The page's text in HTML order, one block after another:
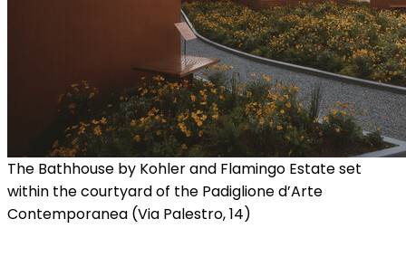
The Bathhouse by Kohler and Flamingo Estate set
within the courtyard of the Padiglione d’Arte
Contemporanea (Via Palestro, 14)